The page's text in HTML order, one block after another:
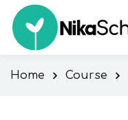
Home Course